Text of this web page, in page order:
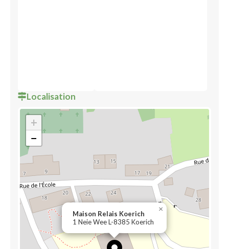
Localisation
Maison Relais Koerich
1 Neie Wee L-8385 Koerich
×
+
−